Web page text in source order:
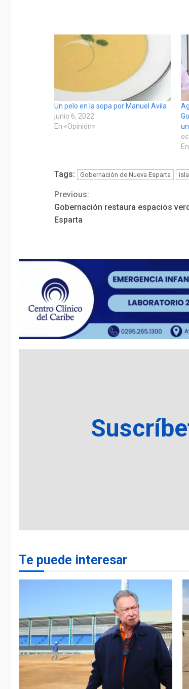
Un pelo en la sopa por Manuel Avila
junio 6, 2022
En «Opinión»
Tags: Gobernación de Nueva Esparta
Continue
Reading
Previous:
Gobernación restaura espacios
Esparta
Te puede interesar